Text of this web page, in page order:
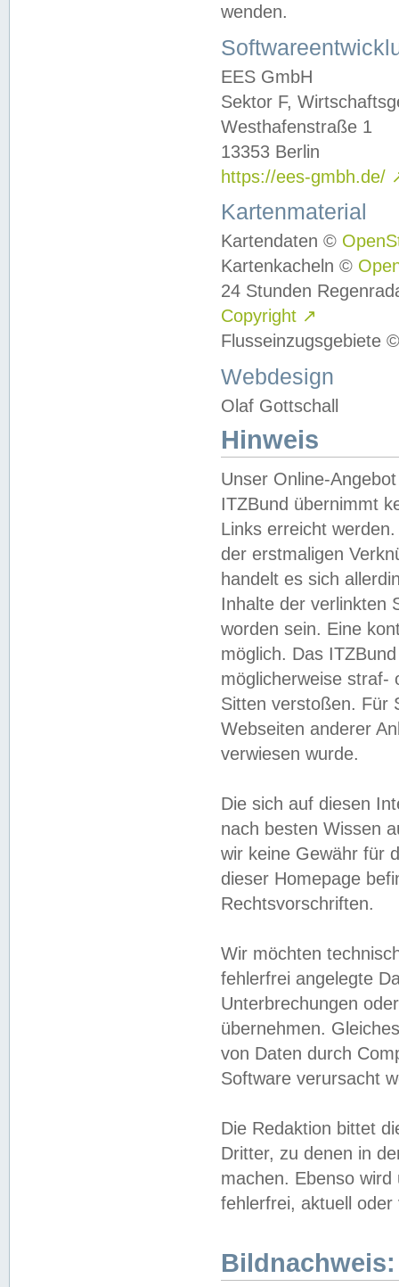
wenden.
EES GmbH
Sektor F,
Westhafenstraße 1
13353 Berlin
https://ees-gmbh.de/
Kartenmaterial
Kartendaten ©
Kartenkacheln ©
24 Stunden
Copyright ↗
Flusseinzugsgebiete
Webdesign
Olaf Gottschall
Hinweis
Unser Online-
ITZBund übernimmt
Links erreicht
der erstmaligen
handelt es sich
Inhalte der verlinkten
worden sein. Eine
möglich. Das
möglicherweise straf-
Sitten verstoßen. Für
Webseiten anderer
verwiesen wurde.
Die sich auf diesen
nach besten Wissen
wir keine Gewähr für
dieser Homepage
Rechtsvorschriften.
Wir möchten
fehlerfrei angelegte
Unterbrechungen
übernehmen.
von Daten durch
Software verursacht
Die Redaktion bittet
Dritter, zu denen in
machen. Ebenso
fehlerfrei, aktuell oder
Bildnachweis: